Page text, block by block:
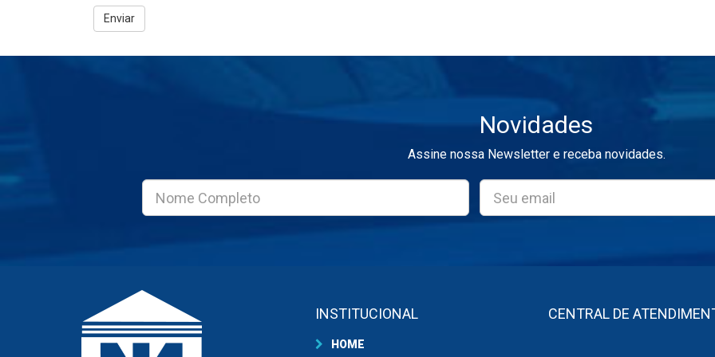
Novidades
Assine nossa Newsletter e receba novidades.
INSTITUCIONAL
HOME
CENTRAL DE